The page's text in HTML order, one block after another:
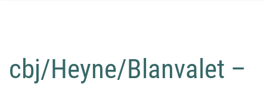
cbj/Heyne/Blanvalet –